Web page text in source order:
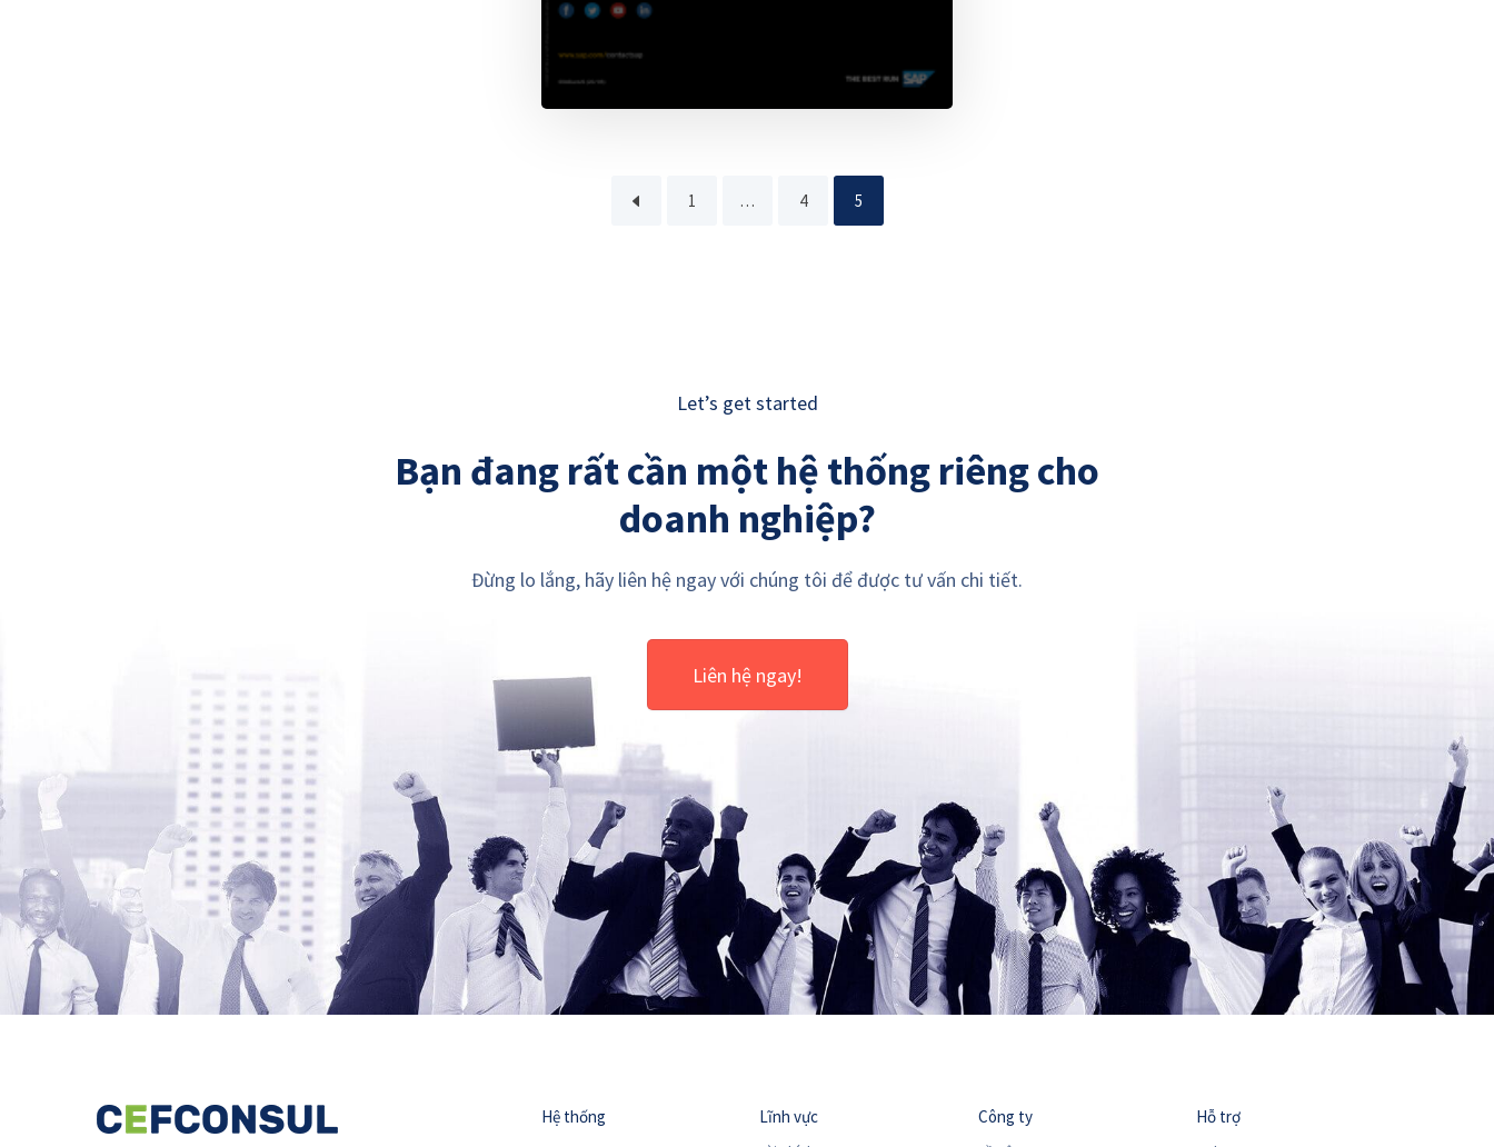
1 … 4 5
Let’s get started
Bạn đang rất cần một hệ thống riêng cho
doanh nghiệp?
Đừng lo lắng, hãy liên hệ ngay với chúng tôi để được tư vấn chi tiết.
Liên hệ ngay!
Hệ thống Lĩnh vực Công ty Hỗ trợ